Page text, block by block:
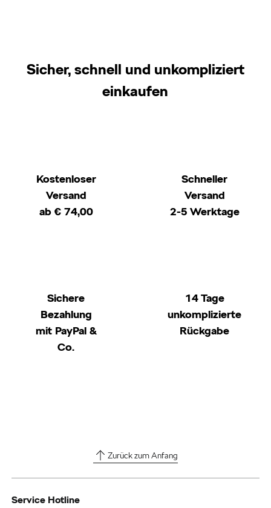
Sicher, schnell und unkompliziert
einkaufen
Kostenloser
Versand
ab € 74,00
Schneller
Versand
2-5 Werktage
Sichere
Bezahlung
mit PayPal &
Co.
14 Tage
unkomplizierte
Rückgabe
Zurück zum Anfang
Service Hotline